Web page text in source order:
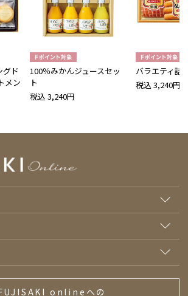
グド
メン
100％みかんジュースセッ
ト
税込 3,240円
バラエティ詰
税込 3,240円
onlineへの